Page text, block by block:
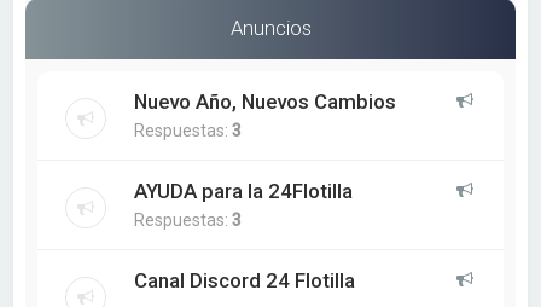
Anuncios
Nuevo Año, Nuevos Cambios
Respuestas:3
AYUDA para la 24Flotilla
Respuestas:3
Canal Discord 24 Flotilla